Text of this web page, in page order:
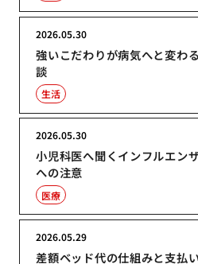
強いこだわりが病気へと変わ
談
2026.05.30
生活
小児科医へ聞くインフルエン
への注意
2026.05.30
医療
差額ベッド代の仕組みと支払
2026.05.29